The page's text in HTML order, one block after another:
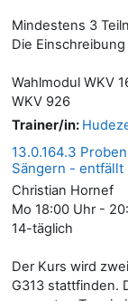
Mindestens 3
Die
Wahlmodul WKV
WKV 926
Trainer/in:
13.0.164.3
Sängern - entfällt
Christian Hornef
Mo 18:00 Uhr -
14-täglich
Der Kurs wird
G313 stattfinden.